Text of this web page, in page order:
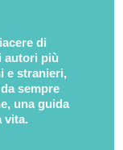
di
autori più
e stranieri,
sempre
una guida
vita.